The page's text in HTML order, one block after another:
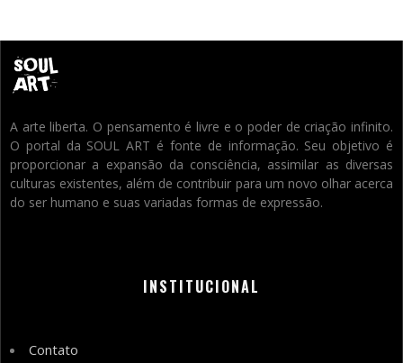
A arte liberta. O pensamento é livre e o poder de criação infinito.
O portal da SOUL ART é fonte de informação. Seu objetivo é
proporcionar a expansão da consciência, assimilar as diversas
culturas existentes, além de contribuir para um novo olhar acerca
do ser humano e suas variadas formas de expressão.
INSTITUCIONAL
Contato